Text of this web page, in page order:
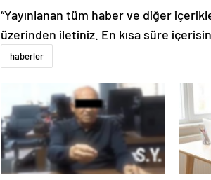
“Yayınlanan tüm haber ve diğer
üzerinden iletiniz. En kısa süre
haberler